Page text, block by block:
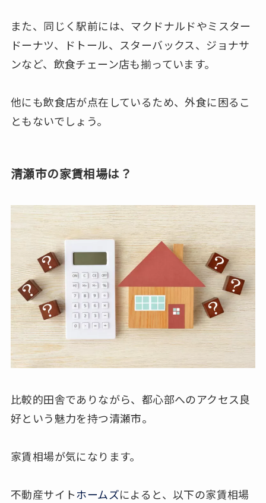
また、同じく駅前には、マクドナルドやミスター
ドーナツ、ドトール、スターバックス、ジョナサ
ンなど、飲食チェーン店も揃っています。
他にも飲食店が点在しているため、外食に困るこ
ともないでしょう。
清瀬市の家賃相場は？
比較的田舎でありながら、都心部へのアクセス良
好という魅力を持つ清瀬市。
家賃相場が気になります。
不動産サイトホームズによると、以下の家賃相場